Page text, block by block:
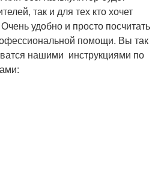
так и для тех кто хочет
удобно и просто посчитать
помощи. Вы так
нашими инструкциями по